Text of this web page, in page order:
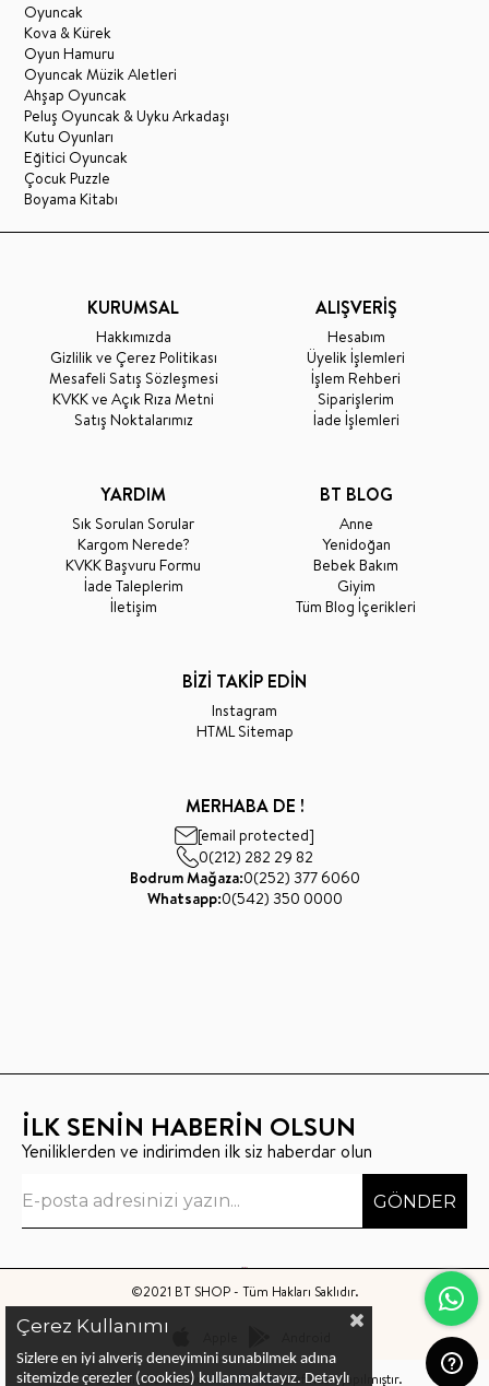
Oyuncak
Kova & Kürek
Oyun Hamuru
Oyuncak Müzik Aletleri
Ahşap Oyuncak
Peluş Oyuncak & Uyku Arkadaşı
Kutu Oyunları
Eğitici Oyuncak
Çocuk Puzzle
Boyama Kitabı
KURUMSAL
Hakkımızda
Gizlilik ve Çerez Politikası
Mesafeli Satış Sözleşmesi
KVKK ve Açık Rıza Metni
Satış Noktalarımız
ALIŞVERİŞ
Hesabım
Üyelik İşlemleri
İşlem Rehberi
Siparişlerim
İade İşlemleri
YARDIM
Sık Sorulan Sorular
Kargom Nerede?
KVKK Başvuru Formu
İade Taleplerim
İletişim
BT BLOG
Anne
Yenidoğan
Bebek Bakım
Giyim
Tüm Blog İçerikleri
BİZİ TAKİP EDİN
Instagram
HTML Sitemap
MERHABA DE !
[email protected]
0(212) 282 29 82
Bodrum Mağaza:0(252) 377 6060
Whatsapp:0(542) 350 0000
İLK SENİN HABERİN OLSUN
Yeniliklerden ve indirimden ilk siz haberdar olun
GÖNDER
©2021 BT SHOP - Tüm Hakları Saklıdır.
Bu sitenin kurulumuKeyo Digitaltarafından yapılmıştır.
Çerez Kullanımı
Sizlere en iyi alıveriş deneyimini sunabilmek adına
sitemizde çerezler (cookies) kullanmaktayız. Detaylı